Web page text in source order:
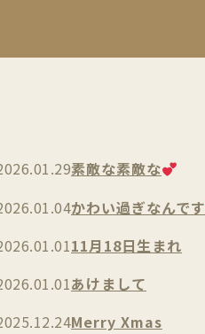
素敵な素敵な
かわい過ぎなんです
11月18日生まれ
あけまして
Merry Xmas